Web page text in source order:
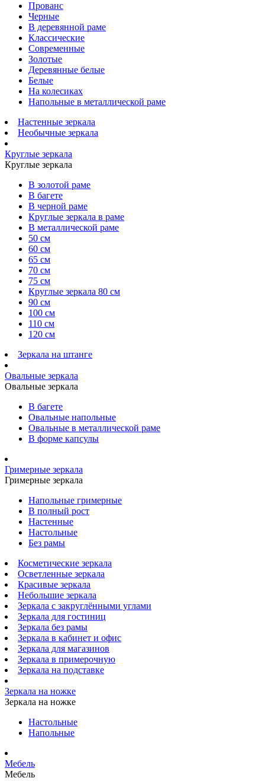
Прованс
Черные
В деревянной раме
Классические
Современные
Золотые
Деревянные белые
Белые
На колесиках
Напольные в металлической раме
Настенные зеркала
Необычные зеркала
Круглые зеркала
Круглые зеркала
В золотой раме
В багете
В черной раме
Круглые зеркала в раме
В металлической раме
50 см
60 см
65 см
70 см
75 см
Круглые зеркала 80 см
90 см
100 см
110 см
120 см
Зеркала на штанге
Овальные зеркала
Овальные зеркала
В багете
Овальные напольные
Овальные в металлической раме
В форме капсулы
Гримерные зеркала
Гримерные зеркала
Напольные гримерные
В полный рост
Настенные
Настольные
Без рамы
Косметические зеркала
Осветленные зеркала
Красивые зеркала
Небольшие зеркала
Зеркала с закруглёнными углами
Зеркала для гостиниц
Зеркала без рамы
Зеркала в кабинет и офис
Зеркала для магазинов
Зеркала в примерочную
Зеркала на подставке
Зеркала на ножке
Зеркала на ножке
Настольные
Напольные
Мебель
Мебель